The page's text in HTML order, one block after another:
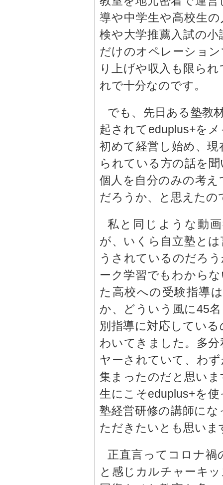
導や中学生や高校生
検や大学推薦入試の
だけのオペレーショ
り上げや収入も限ら
れで十分なのです。
でも、先日ある塾教
起されてeduplus+を
初めて経営し始め、
られている方の話を
個人を自分のみの考
だろうか、と思えたの
私と同じような動
が、いくら自立塾と
うされているのだろ
ーク学習でもわから
た高校への受験指導
か、どういう風に45
別指導に対応してい
わいてきました。多
ヤーされていて、わ
集まったのだと思い
生にこそeduplus+を
塾経営研修の講師に
ただきたいとも思いま
正直言ってコロナ禍
と感じカルチャーキ